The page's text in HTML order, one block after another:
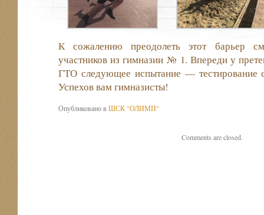
К сожалению преодолеть этот барьер
участников из гимназии № 1. Впереди у
ГТО следующее испытание — тестирование
Успехов вам гимназисты!
Опубликовано вШСК "ОЛИМП"
Comments are closed.